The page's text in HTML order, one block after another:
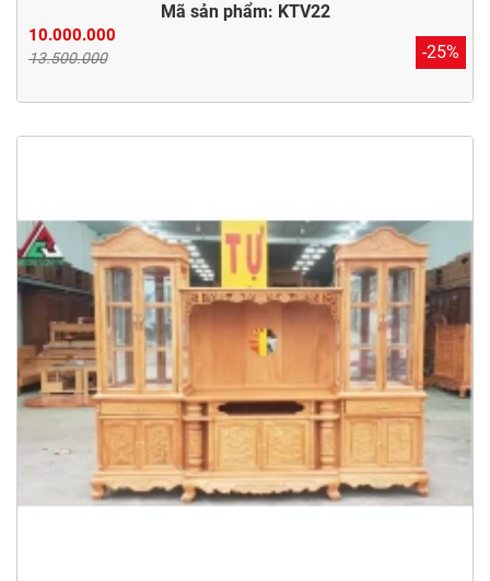
Mã sản phẩm: KTV22
10.000.000
13.500.000 -25%